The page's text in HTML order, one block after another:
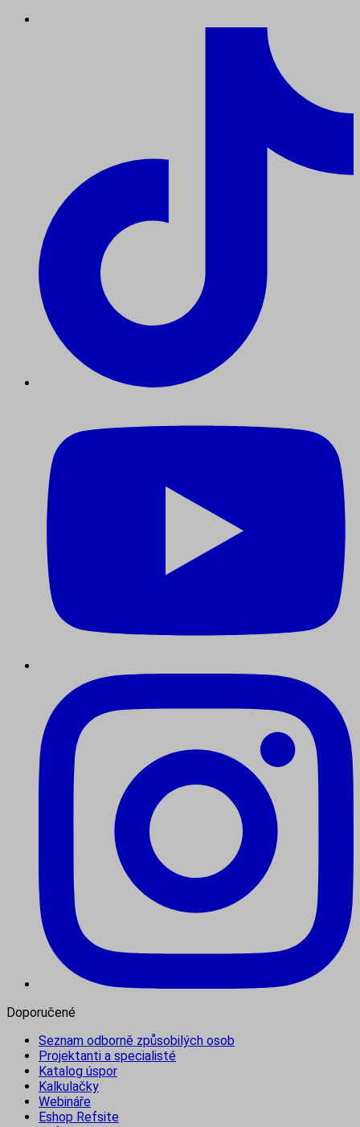
Doporučené
Seznam odborně způsobilých osob
Projektanti a specialisté
Katalog úspor
Kalkulačky
Webináře
Eshop Refsite